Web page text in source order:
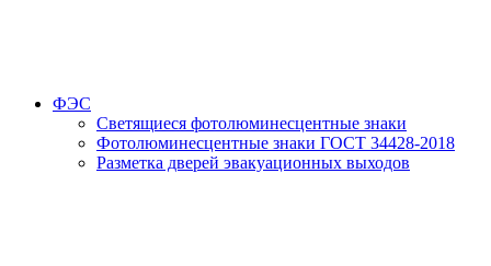
ФЭС
Светящиеся фотолюминесцентные знаки
Фотолюминесцентные знаки ГОСТ 34428-2018
Разметка дверей эвакуационных выходов